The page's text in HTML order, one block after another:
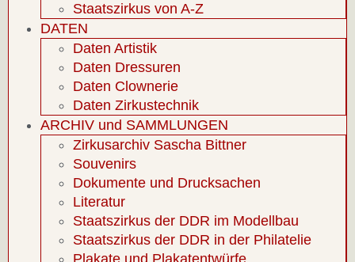
Staatszirkus von A-Z
DATEN
Daten Artistik
Daten Dressuren
Daten Clownerie
Daten Zirkustechnik
ARCHIV und SAMMLUNGEN
Zirkusarchiv Sascha Bittner
Souvenirs
Dokumente und Drucksachen
Literatur
Staatszirkus der DDR im Modellbau
Staatszirkus der DDR in der Philatelie
Plakate und Plakatentwürfe